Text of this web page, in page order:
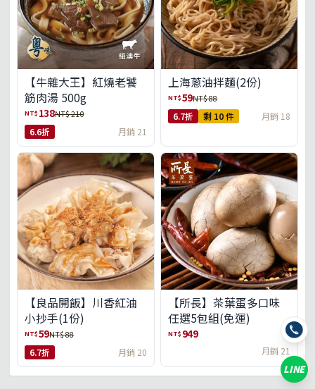
【牛雜大王】紅燒老饕
筋肉湯 500g
NT$ 138NT$ 210
6.6折 月銷 21
上海蔥油拌麵(2份)
NT$59NT$ 88
6.7折 剩 10 件 月銷 18
【良品開飯】川香紅油
小抄手(1份)
NT$59NT$ 88
6.7折 月銷 20
【所長】茶葉蛋多口味
任選5包組(免運)
NT$ 949
月銷 21
LINE